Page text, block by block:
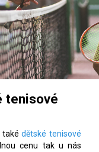
tenisové
takédětské tenisové
cenu tak u nás